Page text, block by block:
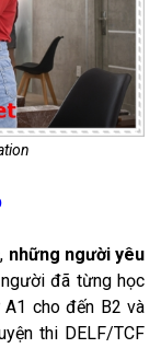
những người yêu
đã từng học
cho đến B2 và
thi DELF/TCF